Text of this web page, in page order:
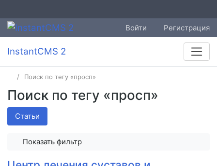
Войти Регистрация
InstantCMS 2
Поиск по тегу «просп»
Поиск по тегу «просп»
Статьи
Показать фильтр